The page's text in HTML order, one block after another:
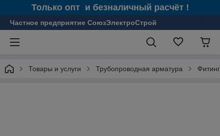
Только опт и безналичный расчёт !
Частное предприятие СоюзЭлектроСтрой
Товары и услуги Трубопроводная арматура